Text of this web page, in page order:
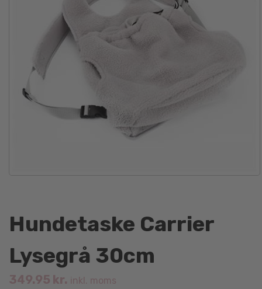
Hundetaske Carrier
Lysegrå 30cm
349.95 kr. inkl. moms